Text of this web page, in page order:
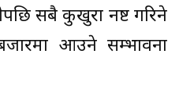
सबै कुखुरा नष्ट गरिने
आउने सम्भावना